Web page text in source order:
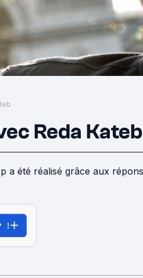
Reda Kateb
!